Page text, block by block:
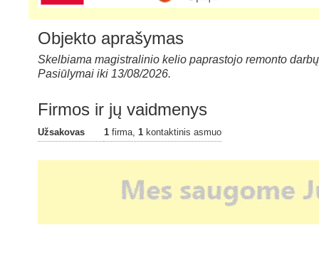
Objekto aprašymas
Skelbiama magistralinio kelio paprastojo remonto
Pasiūlymai iki 13/08/2026.
Firmos ir jų vaidmenys
Užsakovas 1 firma, 1 kontaktinis asmuo